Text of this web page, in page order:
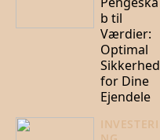
b til
Værdier:
Optimal
Sikkerhed
for Dine
Ejendele
INVESTERI